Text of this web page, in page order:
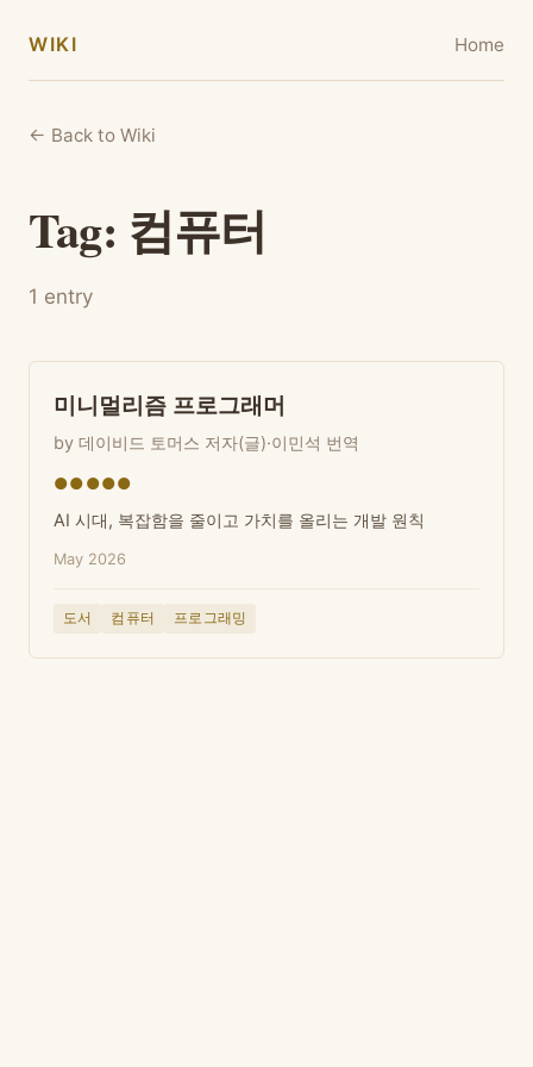
WIKI Home
← Back to Wiki
Tag: 컴퓨터
1 entry
미니멀리즘 프로그래머
by 데이비드 토머스 저자(글)·이민석 번역
●●●●●
AI 시대, 복잡함을 줄이고 가치를 올리는 개발 원칙
May 2026
도서 컴퓨터 프로그래밍